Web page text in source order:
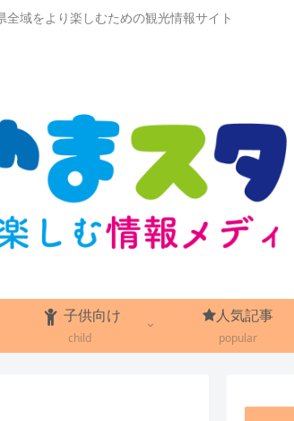
域をより楽しむための観光情報サイト
子供向け
child
人気記事
popular